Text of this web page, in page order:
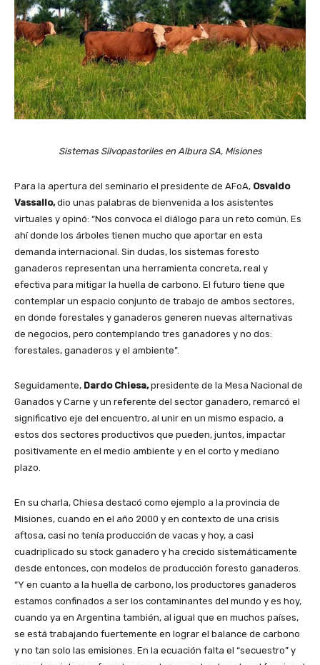
Sistemas Silvopastoriles en Albura SA, Misiones
Para la apertura del seminario el presidente de AFoA, Osvaldo
Vassallo,dio unas palabras de bienvenida a los asistentes
virtuales y opinó: “Nos convoca el diálogo para un reto común. Es
ahí donde los árboles tienen mucho que aportar en esta
demanda internacional. Sin dudas, los sistemas foresto
ganaderos representan una herramienta concreta, real y
efectiva para mitigar la huella de carbono. El futuro tiene que
contemplar un espacio conjunto de trabajo de ambos sectores,
en donde forestales y ganaderos generen nuevas alternativas
de negocios, pero contemplando tres ganadores y no dos:
forestales, ganaderos y el ambiente”.
Seguidamente, Dardo Chiesa,presidente de la Mesa Nacional de
Ganados y Carne y un referente del sector ganadero, remarcó el
significativo eje del encuentro, al unir en un mismo espacio, a
estos dos sectores productivos que pueden, juntos, impactar
positivamente en el medio ambiente y en el corto y mediano
plazo.
En su charla, Chiesa destacó como ejemplo a la provincia de
Misiones, cuando en el año 2000 y en contexto de una crisis
aftosa, casi no tenía producción de vacas y hoy, a casi
cuadriplicado su stock ganadero y ha crecido sistemáticamente
desde entonces, con modelos de producción foresto ganaderos.
“Y en cuanto a la huella de carbono, los productores ganaderos
estamos confinados a ser los contaminantes del mundo y es hoy,
cuando ya en Argentina también, al igual que en muchos países,
se está trabajando fuertemente en lograr el balance de carbono
y no tan solo las emisiones. En la ecuación falta el “secuestro” y